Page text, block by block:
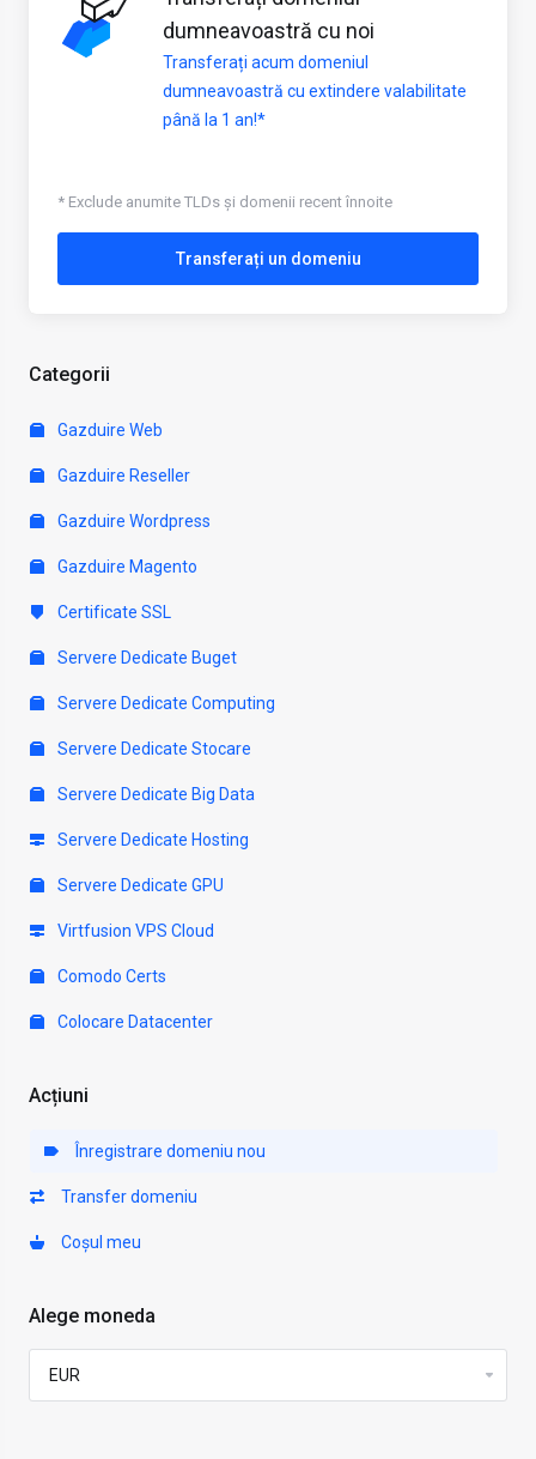
Categorii
Gazduire Web
Gazduire Reseller
Gazduire Wordpress
Gazduire Magento
Certificate SSL
Servere Dedicate Buget
Servere Dedicate Computing
Servere Dedicate Stocare
Servere Dedicate Big Data
Servere Dedicate Hosting
Servere Dedicate GPU
Virtfusion VPS Cloud
Comodo Certs
Colocare Datacenter
Acțiuni
Înregistrare domeniu nou
Transfer domeniu
Coșul meu
Alege moneda
dumneavoastră cu noi
Transferați acum domeniul
dumneavoastră cu extindere valabilitate
până la 1 an!*
* Exclude anumite TLDs și domenii recent înnoite
Transferați un domeniu